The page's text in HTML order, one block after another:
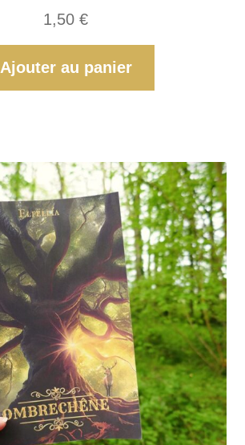
1,50 €
Ajouter au panier